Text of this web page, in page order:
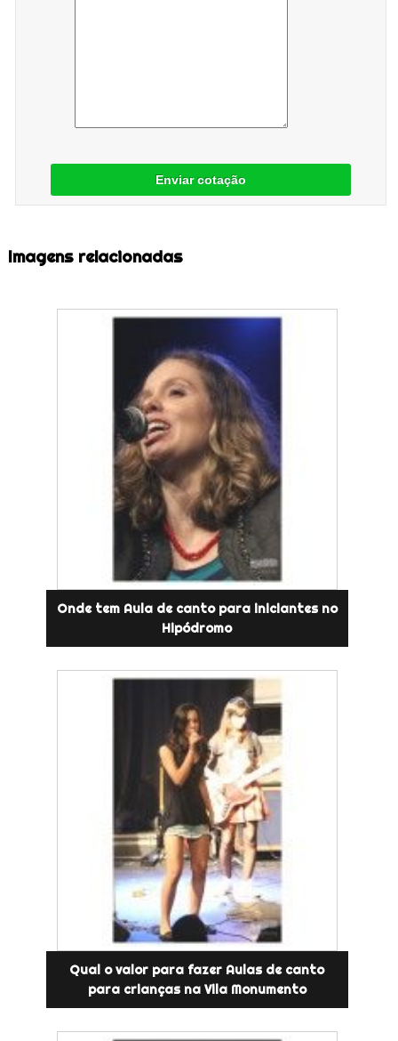
Enviar cotação
Imagens relacionadas
Onde tem Aula de canto para iniciantes no
Hipódromo
Qual o valor para fazer Aulas de canto
para crianças na Vila Monumento